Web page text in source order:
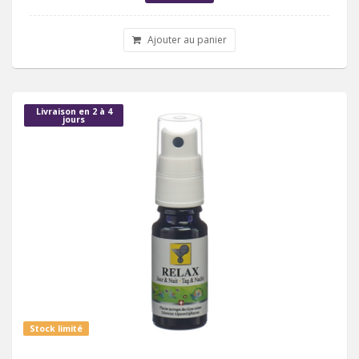
Ajouter au panier
Livraison en 2 à 4
jours
Stock limité